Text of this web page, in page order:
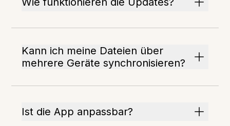
Kann ich meine Dateien über
mehrere Geräte synchronisieren?
Ist die App anpassbar?